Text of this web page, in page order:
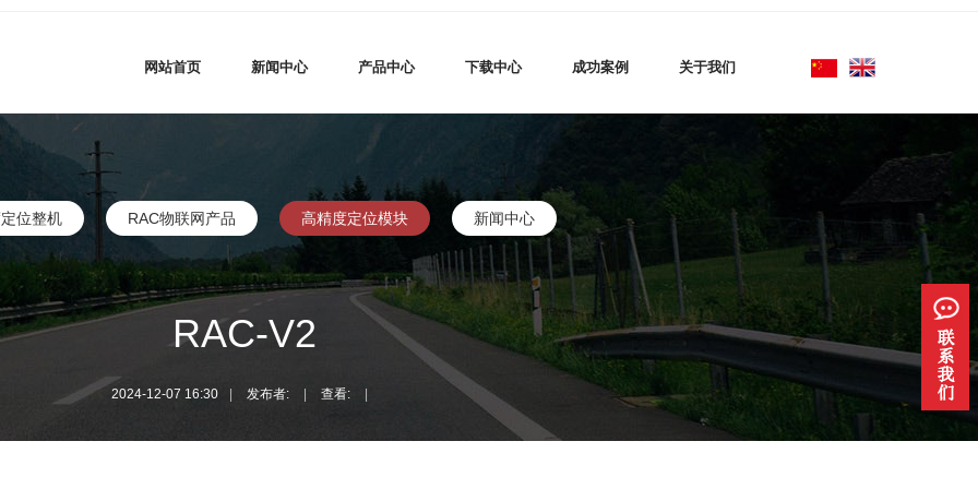
网站首页 新闻中心 产品中心 下载中心 成功案例 关于我们
位整机 RAC物联网产品 高精度定位模块 新闻中心
RAC-V2
2024-12-07 16:30 发布者: 查看: